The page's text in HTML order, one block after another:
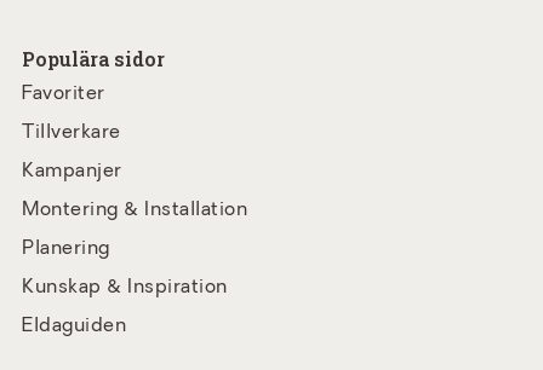
Populära sidor
Favoriter
Tillverkare
Kampanjer
Montering & Installation
Planering
Kunskap & Inspiration
Eldaguiden